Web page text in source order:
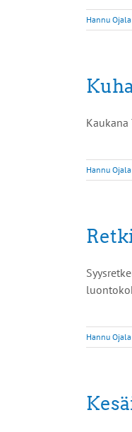
Hannu Ojala
Hannu Ojala
Hannu Ojala